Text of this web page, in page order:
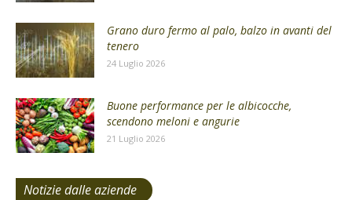
Grano duro fermo al palo, balzo in avanti del
tenero
24 Luglio 2026
Buone performance per le albicocche,
scendono meloni e angurie
21 Luglio 2026
Notizie dalle aziende